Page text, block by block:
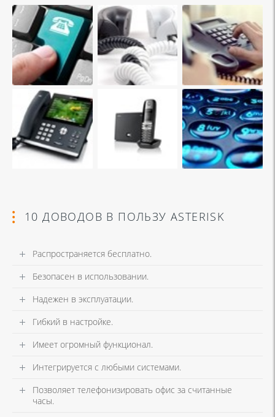
10 ДОВОДОВ В ПОЛЬЗУ ASTERISK
Распространяется бесплатно.
Безопасен в использовании.
Надежен в эксплуатации.
Гибкий в настройке.
Имеет огромный функционал.
Интегрируется с любыми системами.
Позволяет телефонизировать офис за считанные
часы.